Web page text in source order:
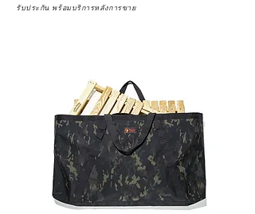
รับประกัน พร้อมบริการหลังการขาย